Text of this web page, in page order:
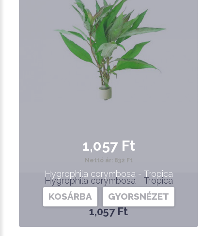
Hygrophila corymbosa - Tropica
1,057 Ft
1,057 Ft
Nettó ár: 832 Ft
Hygrophila corymbosa - Tropica
KOSÁRBA GYORSNÉZET